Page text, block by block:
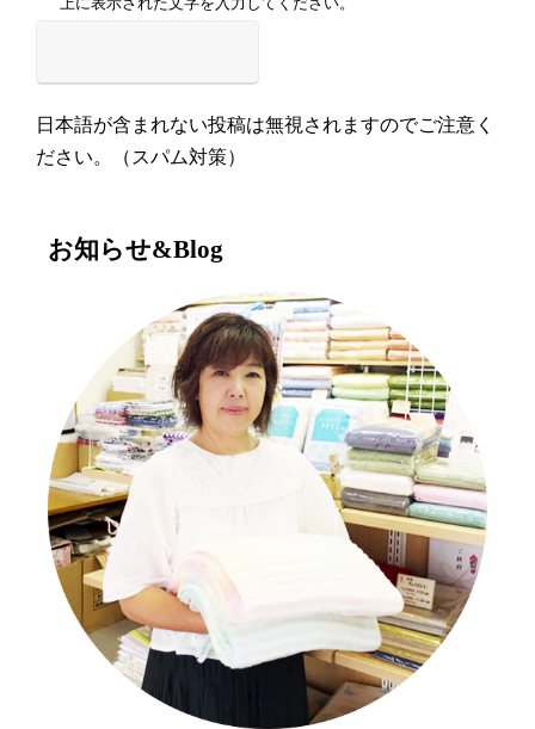
日本語が含まれない投稿は無視されますのでご注意く
ださい。（スパム対策）
お知らせ&Blog